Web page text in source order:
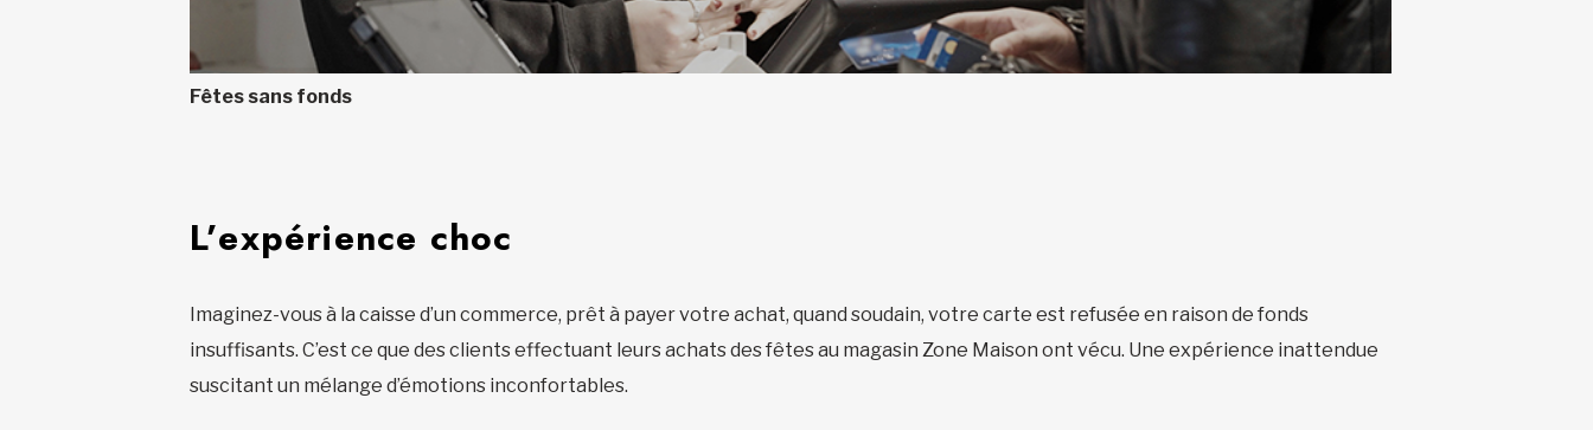
Fêtes sans fonds
L’expérience choc
Imaginez-vous à la caisse d’un commerce, prêt à payer votre achat, quand soudain, votre carte est refusée en raison de fonds
insuffisants. C’est ce que des clients effectuant leurs achats des fêtes au magasin Zone Maison ont vécu. Une expérience inattendue
suscitant un mélange d’émotions inconfortables.